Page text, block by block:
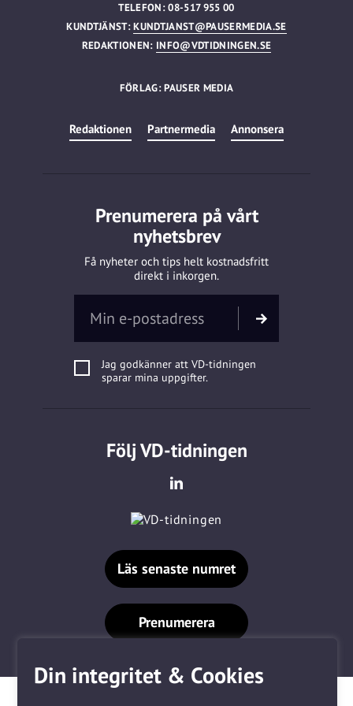
Din integritet & Cookies
TELEFON: 08-517 955 00
KUNDTJÄNST:KUNDTJANST@PAUSERMEDIA.SE
REDAKTIONEN: INFO@VDTIDNINGEN.SE
FÖRLAG: PAUSER MEDIA
Redaktionen Partnermedia Annonsera
Prenumerera på vårt
nyhetsbrev
Få nyheter och tips helt kostnadsfritt
direkt i inkorgen.
Jag godkänner att VD-tidningen
sparar mina uppgifter.
Följ VD-tidningen
Läs senaste numret
Prenumerera